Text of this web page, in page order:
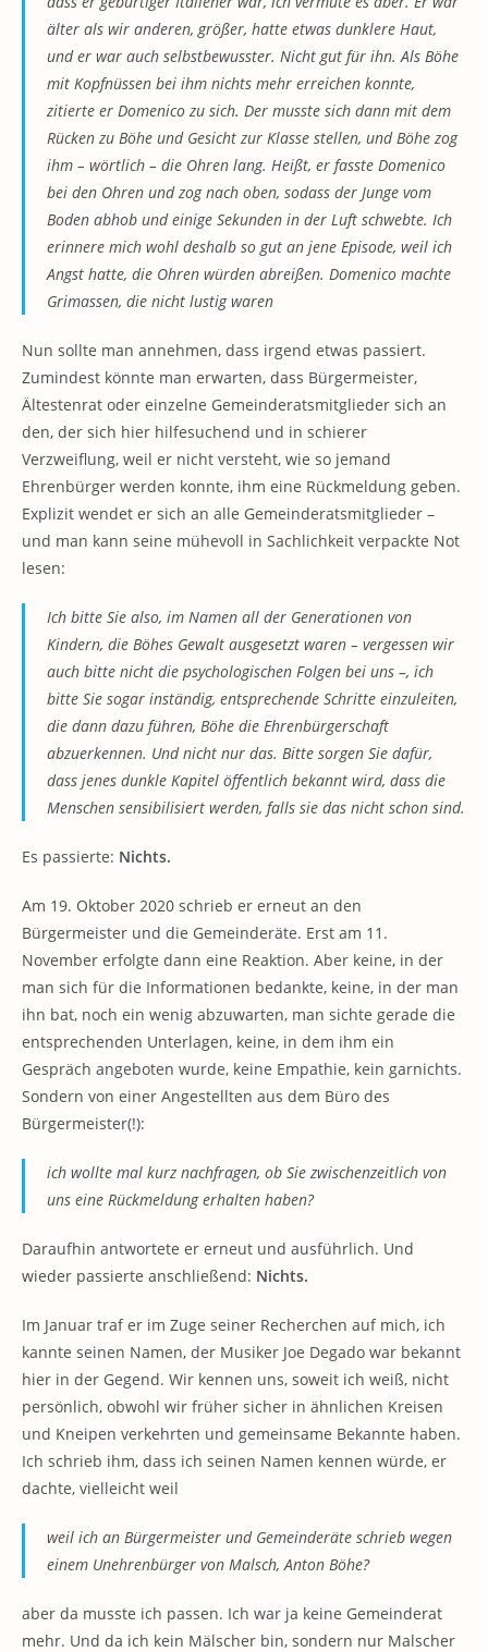
älter als wir anderen, größer, hatte etwas dunklere Haut,
und er war auch selbstbewusster. Nicht gut für ihn. Als Böhe
mit Kopfnüssen bei ihm nichts mehr erreichen konnte,
zitierte er Domenico zu sich. Der musste sich dann mit dem
Rücken zu Böhe und Gesicht zur Klasse stellen, und Böhe zog
ihm – wörtlich – die Ohren lang. Heißt, er fasste Domenico
bei den Ohren und zog nach oben, sodass der Junge vom
Boden abhob und einige Sekunden in der Luft schwebte. Ich
erinnere mich wohl deshalb so gut an jene Episode, weil ich
Angst hatte, die Ohren würden abreißen. Domenico machte
Grimassen, die nicht lustig waren
Nun sollte man annehmen, dass irgend etwas passiert.
Zumindest könnte man erwarten, dass Bürgermeister,
Ältestenrat oder einzelne Gemeinderatsmitglieder sich an
den, der sich hier hilfesuchend und in schierer
Verzweiflung, weil er nicht versteht, wie so jemand
Ehrenbürger werden konnte, ihm eine Rückmeldung geben.
Explizit wendet er sich an alle Gemeinderatsmitglieder –
und man kann seine mühevoll in Sachlichkeit verpackte Not
lesen:
Ich bitte Sie also, im Namen all der Generationen von
Kindern, die Böhes Gewalt ausgesetzt waren – vergessen wir
auch bitte nicht die psychologischen Folgen bei uns –, ich
bitte Sie sogar inständig, entsprechende Schritte einzuleiten,
die dann dazu führen, Böhe die Ehrenbürgerschaft
abzuerkennen. Und nicht nur das. Bitte sorgen Sie dafür,
dass jenes dunkle Kapitel öffentlich bekannt wird, dass die
Menschen sensibilisiert werden, falls sie das nicht schon sind.
Es passierte: Nichts.
Am 19. Oktober 2020 schrieb er erneut an den
Bürgermeister und die Gemeinderäte. Erst am 11.
November erfolgte dann eine Reaktion. Aber keine, in der
man sich für die Informationen bedankte, keine, in der man
ihn bat, noch ein wenig abzuwarten, man sichte gerade die
entsprechenden Unterlagen, keine, in dem ihm ein
Gespräch angeboten wurde, keine Empathie, kein garnichts.
Sondern von einer Angestellten aus dem Büro des
Bürgermeister(!):
ich wollte mal kurz nachfragen, ob Sie zwischenzeitlich von
uns eine Rückmeldung erhalten haben?
Daraufhin antwortete er erneut und ausführlich. Und
wieder passierte anschließend: Nichts.
Im Januar traf er im Zuge seiner Recherchen auf mich, ich
kannte seinen Namen, der Musiker Joe Degado war bekannt
hier in der Gegend. Wir kennen uns, soweit ich weiß, nicht
persönlich, obwohl wir früher sicher in ähnlichen Kreisen
und Kneipen verkehrten und gemeinsame Bekannte haben.
Ich schrieb ihm, dass ich seinen Namen kennen würde, er
dachte, vielleicht weil
weil ich an Bürgermeister und Gemeinderäte schrieb wegen
einem Unehrenbürger von Malsch, Anton Böhe?
aber da musste ich passen. Ich war ja keine Gemeinderat
mehr. Und da ich kein Mälscher bin, sondern nur Malscher